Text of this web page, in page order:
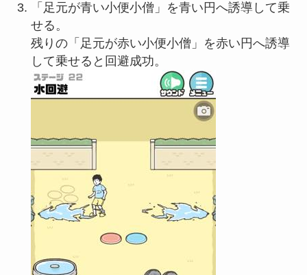
「足元が青い小便小僧」を青い円へ誘導して乗
せる。
残りの「足元が赤い小便小僧」を赤い円へ誘導
して乗せると回避成功。